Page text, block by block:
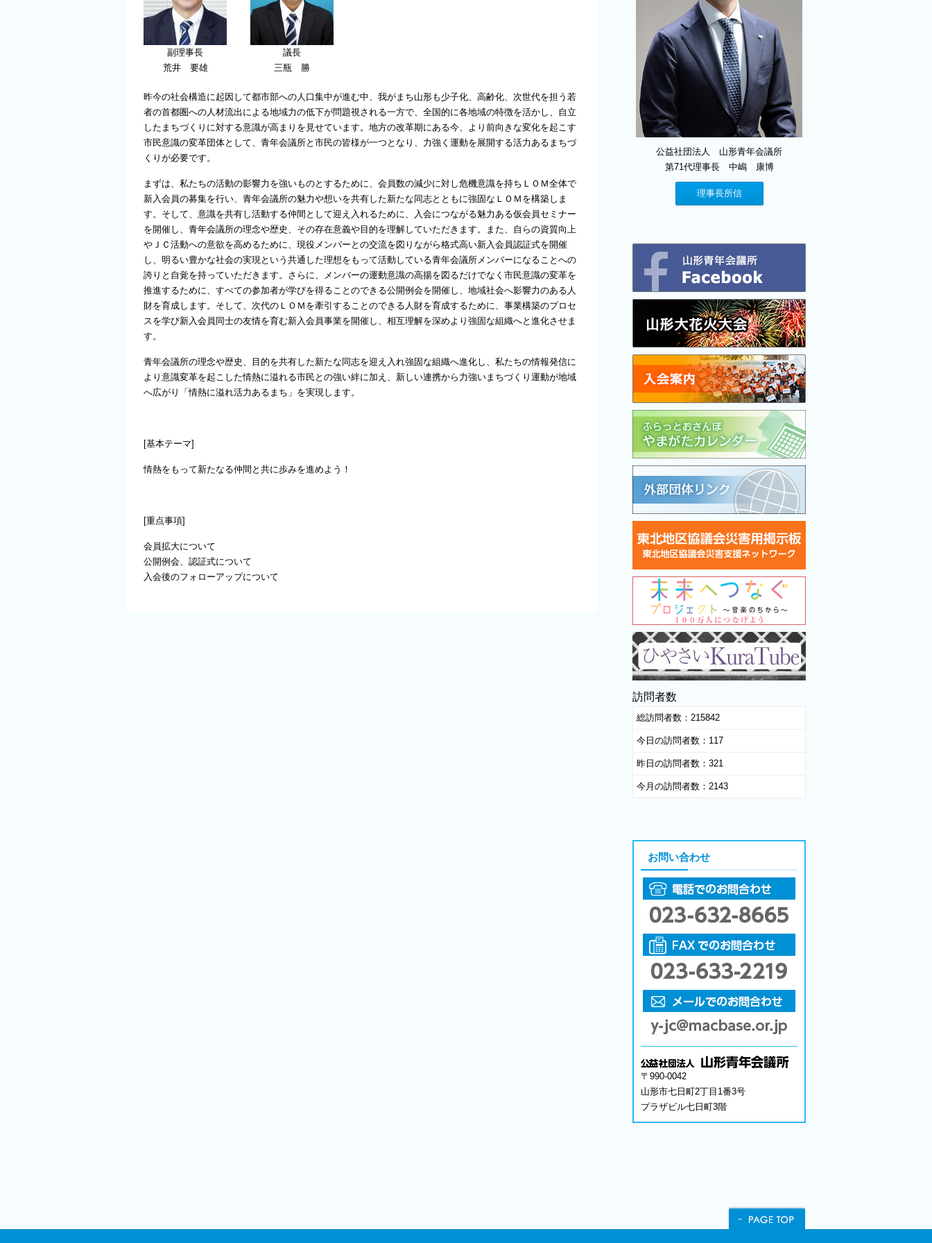
副理事長
荒井 要雄
議長
三瓶 勝
昨今の社会構造に起因して都市部への人口集中が進む中、我がまち山形も少子化、高齢化、次世代を担う若
者の首都圏への人材流出による地域力の低下が問題視される一方で、全国的に各地域の特徴を活かし、自立
したまちづくりに対する意識が高まりを見せています。地方の改革期にある今、より前向きな変化を起こす
市民意識の変革団体として、青年会議所と市民の皆様が一つとなり、力強く運動を展開する活力あるまちづ
くりが必要です。
まずは、私たちの活動の影響力を強いものとするために、会員数の減少に対し危機意識を持ちＬＯＭ全体で
新入会員の募集を行い、青年会議所の魅力や想いを共有した新たな同志とともに強固なＬＯＭを構築しま
す。そして、意識を共有し活動する仲間として迎え入れるために、入会につながる魅力ある仮会員セミナー
を開催し、青年会議所の理念や歴史、その存在意義や目的を理解していただきます。また、自らの資質向上
やＪＣ活動への意欲を高めるために、現役メンバーとの交流を図りながら格式高い新入会員認証式を開催
し、明るい豊かな社会の実現という共通した理想をもって活動している青年会議所メンバーになることへの
誇りと自覚を持っていただきます。さらに、メンバーの運動意識の高揚を図るだけでなく市民意識の変革を
推進するために、すべての参加者が学びを得ることのできる公開例会を開催し、地域社会へ影響力のある人
財を育成します。そして、次代のＬＯＭを牽引することのできる人財を育成するために、事業構築のプロセ
スを学び新入会員同士の友情を育む新入会員事業を開催し、相互理解を深めより強固な組織へと進化させま
す。
青年会議所の理念や歴史、目的を共有した新たな同志を迎え入れ強固な組織へ進化し、私たちの情報発信に
より意識変革を起こした情熱に溢れる市民との強い絆に加え、新しい連携から力強いまちづくり運動が地域
へ広がり「情熱に溢れ活力あるまち」を実現します。
[基本テーマ]
情熱をもって新たなる仲間と共に歩みを進めよう！
[重点事項]
会員拡大について
公開例会、認証式について
入会後のフォローアップについて
公益社団法人 山形青年会議所
第71代理事長 中嶋 康博
理事長所信
訪問者数
総訪問者数： 215842
今日の訪問者数： 117
昨日の訪問者数： 321
今月の訪問者数： 2143
お問い合わせ
〒990-0042
山形市七日町2丁目1番3号
プラザビル七日町3階